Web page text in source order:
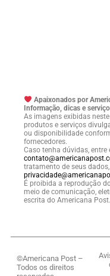
Apaixonados por
Informação, dicas e
As imagens exibidas
produtos e serviços
ou disponibilidade
fornecedores.
Caso tenha dúvidas,
tratamento de seus
É proibida a reprodução
meio de comunicação,
escrita do Americana Post.
©Americana Post –
Todos os direitos